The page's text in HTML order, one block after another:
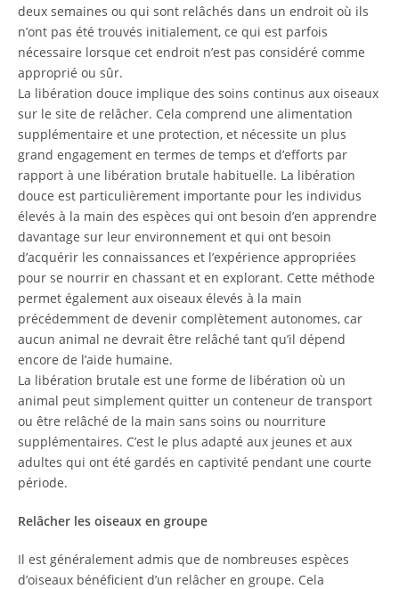
deux semaines ou qui sont relâchés dans un endroit où ils
n’ont pas été trouvés initialement, ce qui est parfois
nécessaire lorsque cet endroit n’est pas considéré comme
approprié ou sûr.
La libération douce implique des soins continus aux oiseaux
sur le site de relâcher. Cela comprend une alimentation
supplémentaire et une protection, et nécessite un plus
grand engagement en termes de temps et d’efforts par
rapport à une libération brutale habituelle. La libération
douce est particulièrement importante pour les individus
élevés à la main des espèces qui ont besoin d’en apprendre
davantage sur leur environnement et qui ont besoin
d’acquérir les connaissances et l’expérience appropriées
pour se nourrir en chassant et en explorant. Cette méthode
permet également aux oiseaux élevés à la main
précédemment de devenir complètement autonomes, car
aucun animal ne devrait être relâché tant qu’il dépend
encore de l’aide humaine.
La libération brutale est une forme de libération où un
animal peut simplement quitter un conteneur de transport
ou être relâché de la main sans soins ou nourriture
supplémentaires. C’est le plus adapté aux jeunes et aux
adultes qui ont été gardés en captivité pendant une courte
période.
Relâcher les oiseaux en groupe
Il est généralement admis que de nombreuses espèces
d’oiseaux bénéficient d’un relâcher en groupe. Cela